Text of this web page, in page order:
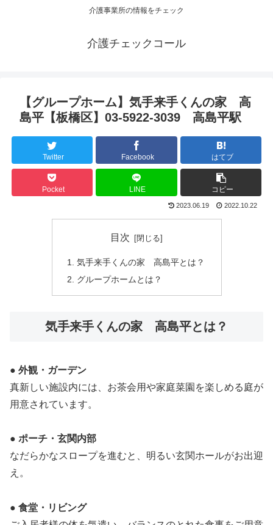
介護事業所の情報をチェック
介護チェックコール
【グループホーム】気手来手くんの家 高
島平【板橋区】03-5922-3039 高島平駅
Twitter Facebook はてブ
Pocket LINE コピー
2023.06.19 2022.10.22
目次
気手来手くんの家 高島平とは？
グループホームとは？
気手来手くんの家 高島平とは？
● 外観・ガーデン
真新しい施設内には、お茶会用や家庭菜園を楽しめる庭が
用意されています。
● ポーチ・玄関内部
なだらかなスロープを進むと、明るい玄関ホールがお出迎
え。
● 食堂・リビング